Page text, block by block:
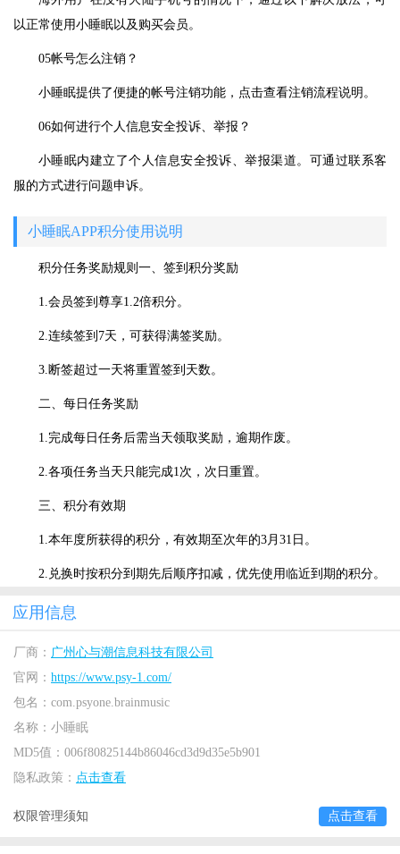
以正常使用小睡眠以及购买会员。
05帐号怎么注销？
小睡眠提供了便捷的帐号注销功能，点击查看注销流程说明。
06如何进行个人信息安全投诉、举报？
小睡眠内建立了个人信息安全投诉、举报渠道。可通过联系客
服的方式进行问题申诉。
小睡眠APP积分使用说明
积分任务奖励规则一、签到积分奖励
1.会员签到尊享1.2倍积分。
2.连续签到7天，可获得满签奖励。
3.断签超过一天将重置签到天数。
二、每日任务奖励
1.完成每日任务后需当天领取奖励，逾期作废。
2.各项任务当天只能完成1次，次日重置。
三、积分有效期
1.本年度所获得的积分，有效期至次年的3月31日。
2.兑换时按积分到期先后顺序扣减，优先使用临近到期的积分。
应用信息
厂商： 广州心与潮信息科技有限公司
官网： https://www.psy-1.com/
包名： com.psyone.brainmusic
名称： 小睡眠
MD5值： 006f80825144b86046cd3d9d35e5b901
隐私政策： 点击查看
权限管理须知 点击查看